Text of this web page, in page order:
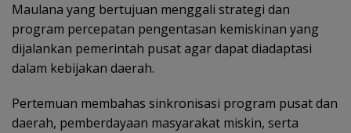
Maulana yang bertujuan menggali strategi dan
program percepatan pengentasan kemiskinan yang
dijalankan pemerintah pusat agar dapat diadaptasi
dalam kebijakan daerah.
Pertemuan membahas sinkronisasi program pusat dan
daerah, pemberdayaan masyarakat miskin, serta